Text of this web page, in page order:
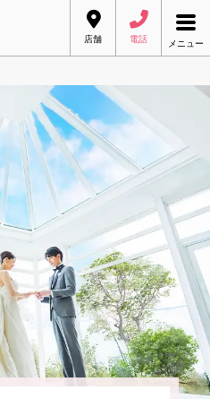
店舗 電話 メニュー